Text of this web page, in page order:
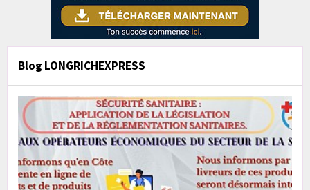
Blog LONGRICHEXPRESS